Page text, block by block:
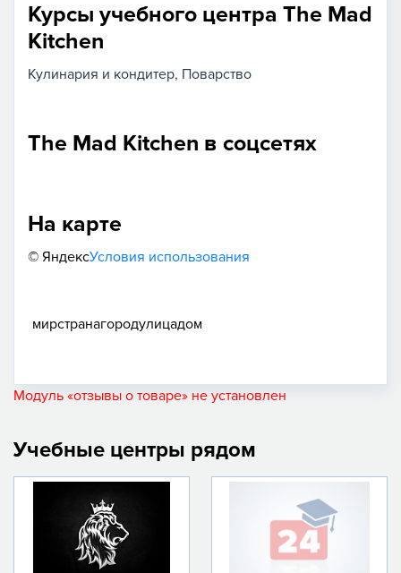
Курсы учебного центра The Mad
Kitchen
Кулинария и кондитер Поварство
The Mad Kitchen в соцсетях
На карте
© ЯндексУсловия использования
мирстранагородулицадом
Модуль «отзывы о товаре» не установлен
Учебные центры рядом